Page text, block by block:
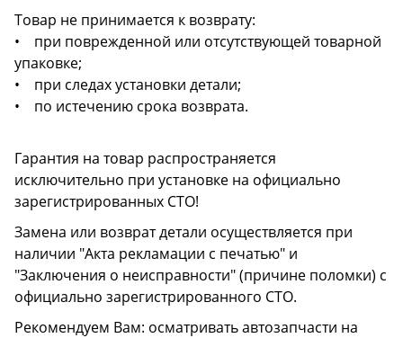
Товар не принимается к возврату:
• при поврежденной или отсутствующей товарной
упаковке;
• при следах установки детали;
• по истечению срока возврата.
Гарантия на товар распространяется
исключительно при установке на официально
зарегистрированных СТО!
Замена или возврат детали осуществляется при
наличии "Акта рекламации с печатью" и
"Заключения о неисправности" (причине поломки) с
официально зарегистрированного СТО.
Рекомендуем Вам: осматривать автозапчасти на